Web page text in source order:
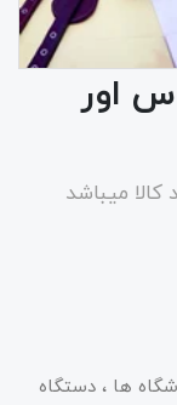
اور
میباشد
ها ، دستگاه